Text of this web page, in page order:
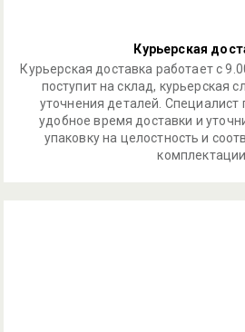
Курьерская
Курьерская доставка работает с
поступит на склад, курьерская
уточнения деталей.
удобное время доставки и
упаковку на целостность и
комплектации.